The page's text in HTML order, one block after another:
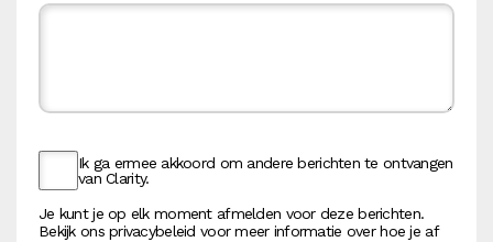
Ik ga ermee akkoord om andere berichten te ontvangen
van Clarity.
Je kunt je op elk moment afmelden voor deze berichten.
Bekijk ons privacybeleid voor meer informatie over hoe je af